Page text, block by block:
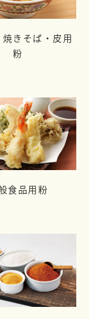
きそば・皮用
粉
食品用粉